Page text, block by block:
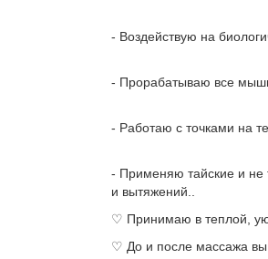
- Воздействую на
- Прорабатываю все
- Работаю с точками на
- Применяю тайские и не
и вытяжений..
♡ Принимаю в теплой,
♡ До и после массажа вы